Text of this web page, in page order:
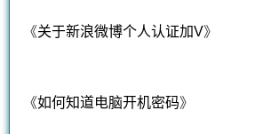
《关于新浪微博个人认证加V》
《如何知道电脑开机密码》